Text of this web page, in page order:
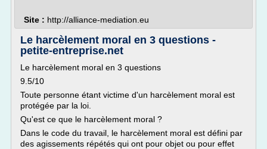
Site : http://alliance-mediation.eu
Le harcèlement moral en 3 questions -
petite-entreprise.net
Le harcèlement moral en 3 questions
9.5/10
Toute personne étant victime d'un harcèlement moral est
protégée par la loi.
Qu'est ce que le harcèlement moral ?
Dans le code du travail, le harcèlement moral est défini par
des agissements répétés qui ont pour objet ou pour effet